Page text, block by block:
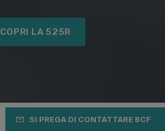
LA 525R
SI PREGA DI CONTATTARE BCF